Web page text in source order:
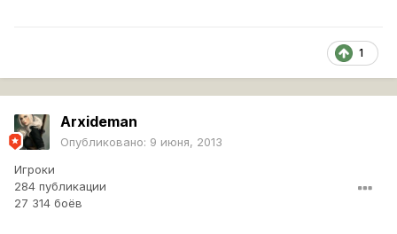
1
Arxideman
Опубликовано: 9 июня, 2013
Игроки
284 публикации
27 314 боёв